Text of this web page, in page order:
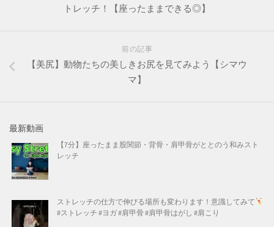
トレッチ！【座ったままできる◎】
前の記事
【美尻】動物たちの美しきお尻を見てみよう【シマウ
マ】
最新動画
【7分】座ったまま股関節・背骨・肩甲骨がととのう和みスト
レッチ
ストレッチの仕方で伸びる場所も変わります！意識してみて
#ストレッチ #ヨガ #肩甲骨 #肩甲骨はがし #肩こり